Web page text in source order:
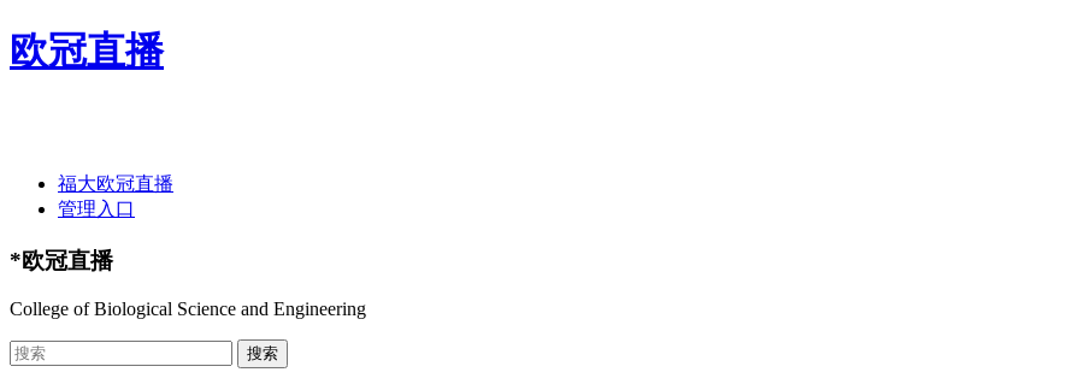
欧冠直播
福大欧冠直播
管理入口
*欧冠直播
College of Biological Science and Engineering